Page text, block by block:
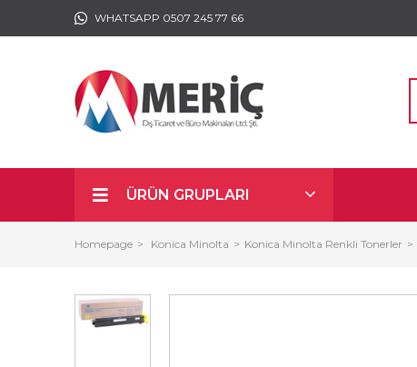
WHATSAPP 0507 245 77 66
ÜRÜN GRUPLARI
Homepage Konica Minolta Konica Minolta Renkli Tonerler